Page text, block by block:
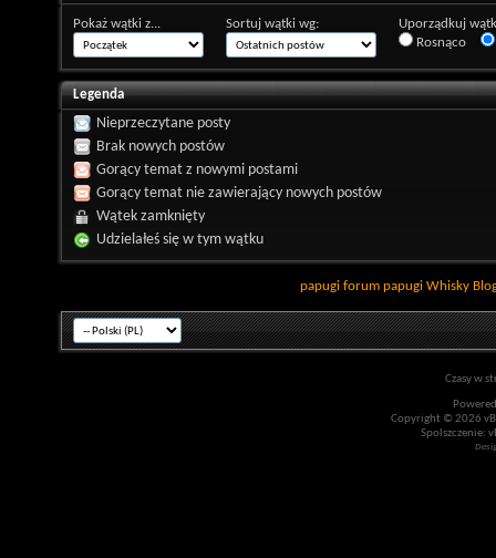
Pokaż wątki z... Sortuj wątki wg:
Uporządkuj
Rosnąco
Legenda
Nieprzeczytane posty
Brak nowych postów
Gorący temat z nowymi postami
Gorący temat nie zawierający nowych postów
Wątek zamknięty
Udzielałeś się w tym wątku
papugi forum papugi Whisky
Czasy w
Copyright © 2026
Spolszczenie: